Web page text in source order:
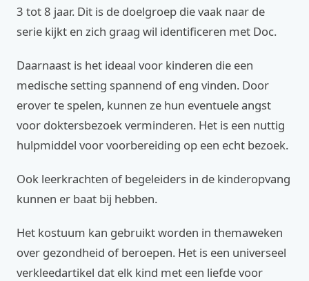
3 tot 8 jaar. Dit is de doelgroep die vaak naar de
serie kijkt en zich graag wil identificeren met Doc.
Daarnaast is het ideaal voor kinderen die een
medische setting spannend of eng vinden. Door
erover te spelen, kunnen ze hun eventuele angst
voor doktersbezoek verminderen. Het is een nuttig
hulpmiddel voor voorbereiding op een echt bezoek.
Ook leerkrachten of begeleiders in de kinderopvang
kunnen er baat bij hebben.
Het kostuum kan gebruikt worden in themaweken
over gezondheid of beroepen. Het is een universeel
verkleedartikel dat elk kind met een liefde voor